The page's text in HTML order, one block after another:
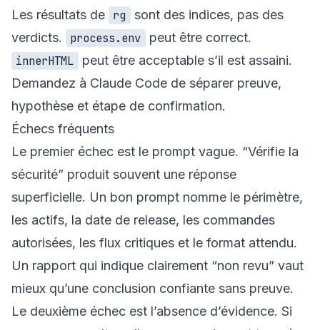
Les résultats de rg
sont des indices, pas des
verdicts.
process.env
peut être correct.
innerHTML
peut être acceptable s’il est assaini.
Demandez à Claude Code de séparer preuve,
hypothèse et étape de confirmation.
Échecs fréquents
Le premier échec est le prompt vague. “Vérifie la
sécurité” produit souvent une réponse
superficielle. Un bon prompt nomme le périmètre,
les actifs, la date de release, les commandes
autorisées, les flux critiques et le format attendu.
Un rapport qui indique clairement “non revu” vaut
mieux qu’une conclusion confiante sans preuve.
Le deuxième échec est l’absence d’évidence. Si